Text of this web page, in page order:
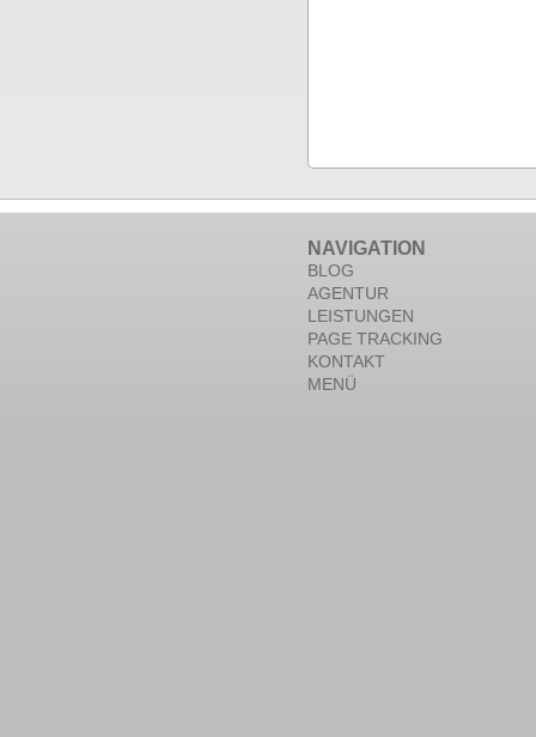
NAVIGATION
BLOG
AGENTUR
LEISTUNGEN
PAGE TRACKING
KONTAKT
MENÜ